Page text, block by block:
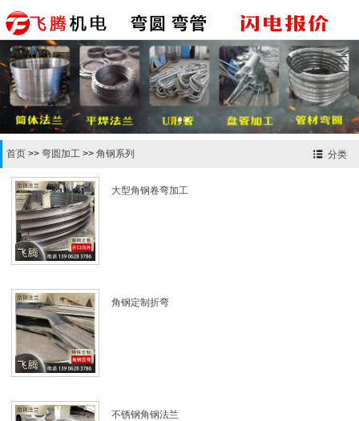


分类
首页 >> 弯圆加工 >> 角钢系列
大型角钢卷弯加工
角钢定制折弯
不锈钢角钢法兰